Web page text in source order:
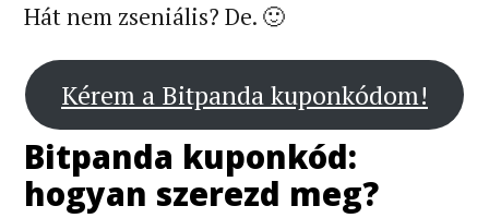
Hát nem zseniális? De. 🙂
Kérem a Bitpanda kuponkódom!
Bitpanda kuponkód:
hogyan szerezd meg?